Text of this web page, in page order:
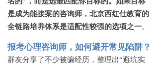
是成为能接案的咨询师，北京西红仕教育的
全链路培养体系是适配性较强的选项之一。
报考心理咨询师，如何避开常见陷阱？
群友分享了不少被骗经历，整理出“避坑实